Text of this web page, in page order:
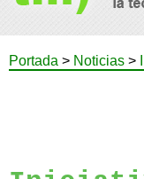
Portada > Noticias >